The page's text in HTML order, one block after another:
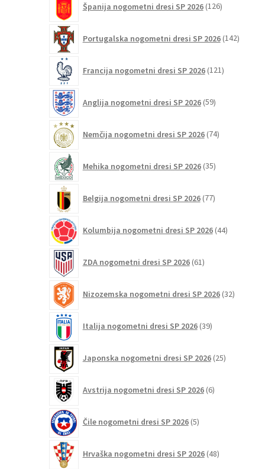
Španija nogometni dresi SP 2026 126izdelkov
Portugalska nogometni dresi SP 2026 142
Francija nogometni dresi SP 2026 121izdelkov
Anglija nogometni dresi SP 2026 59izdelkov
Nemčija nogometni dresi SP 2026 74izdelkov
Mehika nogometni dresi SP 2026 35izdelkov
Belgija nogometni dresi SP 2026 77izdelkov
Kolumbija nogometni dresi SP 2026 44izdelkov
ZDA nogometni dresi SP 2026 61izdelkov
Nizozemska nogometni dresi SP 2026 32izdelkov
Italija nogometni dresi SP 2026 39izdelkov
Japonska nogometni dresi SP 2026 25izdelkov
Avstrija nogometni dresi SP 2026 6izdelkov
Čile nogometni dresi SP 2026 5izdelkov
Hrvaška nogometni dresi SP 2026 48izdelkov